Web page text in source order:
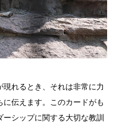
れるとき、それは非常に力
伝えます。このカードがも
シップに関する大切な教訓